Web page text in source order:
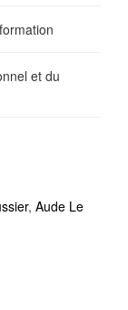
et du
, Aude Le